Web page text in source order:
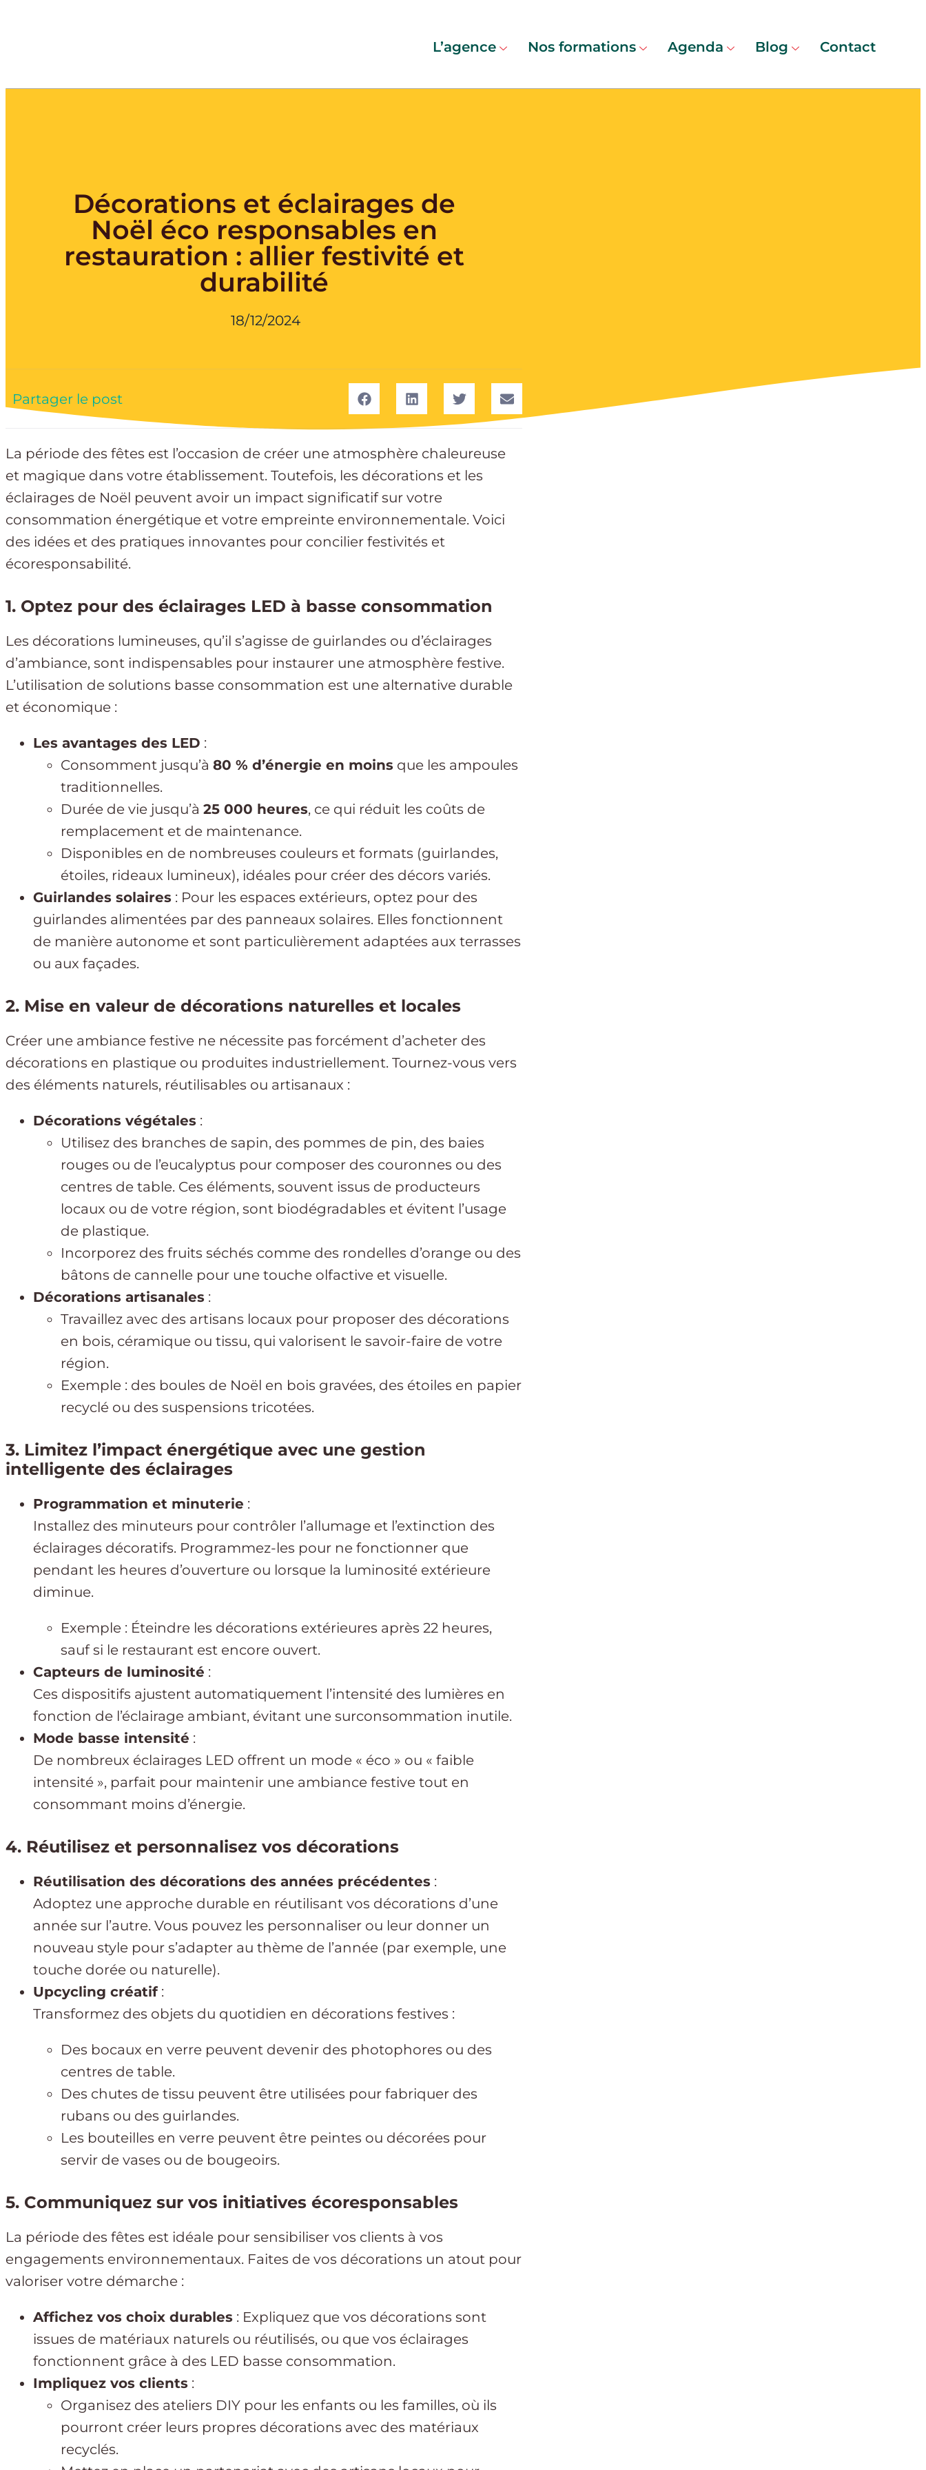
L’agence Nos formations Agenda Blog Contact
Décorations et éclairages de
Noël éco responsables en
restauration : allier festivité et
durabilité
18/12/2024
Partager le post
La période des fêtes est l’occasion de créer une atmosphère chaleureuse
et magique dans votre établissement. Toutefois, les décorations et les
éclairages de Noël peuvent avoir un impact significatif sur votre
consommation énergétique et votre empreinte environnementale. Voici
des idées et des pratiques innovantes pour concilier festivités et
écoresponsabilité.
1. Optez pour des éclairages LED à basse consommation
Les décorations lumineuses, qu’il s’agisse de guirlandes ou d’éclairages
d’ambiance, sont indispensables pour instaurer une atmosphère festive.
L’utilisation de solutions basse consommation est une alternative durable
et économique :
Les avantages des LED :
Consomment jusqu’à 80 % d’énergie en moins que les ampoules
traditionnelles.
Durée de vie jusqu’à 25 000 heures, ce qui réduit les coûts de
remplacement et de maintenance.
Disponibles en de nombreuses couleurs et formats (guirlandes,
étoiles, rideaux lumineux), idéales pour créer des décors variés.
Guirlandes solaires : Pour les espaces extérieurs, optez pour des
guirlandes alimentées par des panneaux solaires. Elles fonctionnent
de manière autonome et sont particulièrement adaptées aux terrasses
ou aux façades.
2. Mise en valeur de décorations naturelles et locales
Créer une ambiance festive ne nécessite pas forcément d’acheter des
décorations en plastique ou produites industriellement. Tournez-vous vers
des éléments naturels, réutilisables ou artisanaux :
Décorations végétales :
Utilisez des branches de sapin, des pommes de pin, des baies
rouges ou de l’eucalyptus pour composer des couronnes ou des
centres de table. Ces éléments, souvent issus de producteurs
locaux ou de votre région, sont biodégradables et évitent l’usage
de plastique.
Incorporez des fruits séchés comme des rondelles d’orange ou des
bâtons de cannelle pour une touche olfactive et visuelle.
Décorations artisanales :
Travaillez avec des artisans locaux pour proposer des décorations
en bois, céramique ou tissu, qui valorisent le savoir-faire de votre
région.
Exemple : des boules de Noël en bois gravées, des étoiles en papier
recyclé ou des suspensions tricotées.
3. Limitez l’impact énergétique avec une gestion
intelligente des éclairages
Programmation et minuterie :
Installez des minuteurs pour contrôler l’allumage et l’extinction des
éclairages décoratifs. Programmez-les pour ne fonctionner que
pendant les heures d’ouverture ou lorsque la luminosité extérieure
diminue.
Exemple : Éteindre les décorations extérieures après 22 heures,
sauf si le restaurant est encore ouvert.
Capteurs de luminosité :
Ces dispositifs ajustent automatiquement l’intensité des lumières en
fonction de l’éclairage ambiant, évitant une surconsommation inutile.
Mode basse intensité :
De nombreux éclairages LED offrent un mode « éco » ou « faible
intensité », parfait pour maintenir une ambiance festive tout en
consommant moins d’énergie.
4. Réutilisez et personnalisez vos décorations
Réutilisation des décorations des années précédentes :
Adoptez une approche durable en réutilisant vos décorations d’une
année sur l’autre. Vous pouvez les personnaliser ou leur donner un
nouveau style pour s’adapter au thème de l’année (par exemple, une
touche dorée ou naturelle).
Upcycling créatif:
Transformez des objets du quotidien en décorations festives :
Des bocaux en verre peuvent devenir des photophores ou des
centres de table.
Des chutes de tissu peuvent être utilisées pour fabriquer des
rubans ou des guirlandes.
Les bouteilles en verre peuvent être peintes ou décorées pour
servir de vases ou de bougeoirs.
5. Communiquez sur vos initiatives écoresponsables
La période des fêtes est idéale pour sensibiliser vos clients à vos
engagements environnementaux. Faites de vos décorations un atout pour
valoriser votre démarche :
Affichez vos choix durables : Expliquez que vos décorations sont
issues de matériaux naturels ou réutilisés, ou que vos éclairages
fonctionnent grâce à des LED basse consommation.
Impliquez vos clients :
Organisez des ateliers DIY pour les enfants ou les familles, où ils
pourront créer leurs propres décorations avec des matériaux
recyclés.